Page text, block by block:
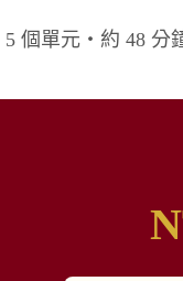
5 個單元・約 48 分